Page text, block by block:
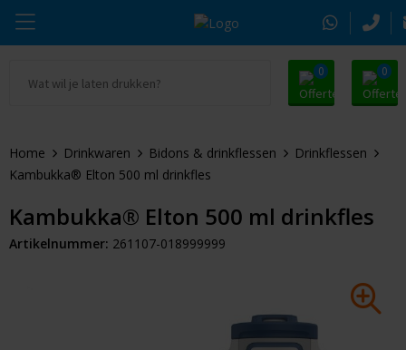
0 0
Drinkwaren
Tassen & Reizen
Alle promosnoepje
Zomer
Kerst
Thule
Alle merken
Home Drinkwaren Bidons & drinkflessen
Drinkflessen
Kambukka® Elton 500 ml drinkfles
Kambukka® Elton 500 ml drinkfles
Artikelnummer: 261107-018999999